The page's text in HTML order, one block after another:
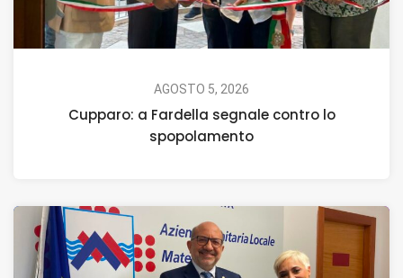
AGOSTO 5, 2026
Cupparo: a Fardella segnale contro lo
spopolamento